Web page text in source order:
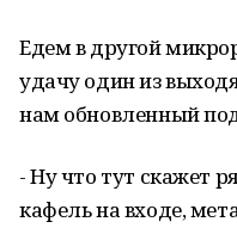
Едем в другой
удачу один из
нам обновленный
- Ну что тут скажет
кафель на входе,